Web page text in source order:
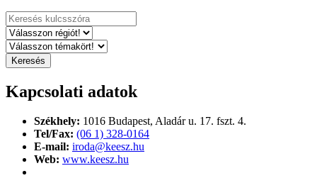
Kapcsolati adatok
Székhely: 1016 Budapest, Aladár u. 17. fszt. 4.
Tel/Fax: (06 1) 328-0164
E-mail: iroda@keesz.hu
Web: www.keesz.hu